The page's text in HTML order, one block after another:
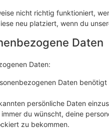
nicht richtig funktioniert,
neu platziert, wenn du
Daten
Daten:
Daten
persönliche Daten
du wünscht, deine
zu bekommen.